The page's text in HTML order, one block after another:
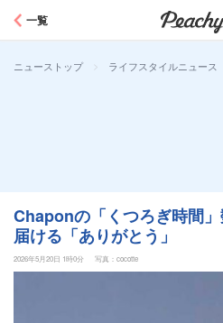
一覧
ニューストップ > ライフスタイルニュース
Chaponの「くつろぎ時間
届ける「ありがとう」
2026年5月20日 1時0分 写真：cocotte